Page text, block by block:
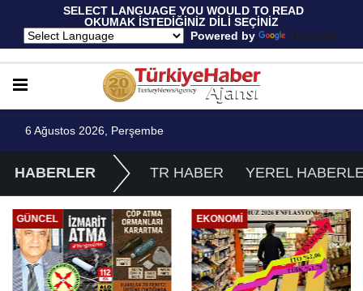
SELECT LANGUAGE YOU WOULD TO READ
OKUMAK İSTEDİĞİNİZ DİLİ SEÇİNİZ
Powered by
Translate
6 Ağustos 2026, Perşembe
HABERLER TR HABER YEREL
EKONOMI EKONOMI